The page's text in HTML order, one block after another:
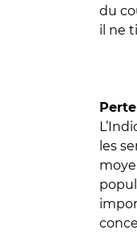
du
il ne
les